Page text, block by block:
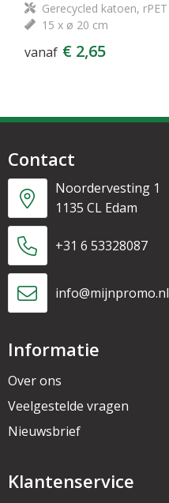
Gerecycled katoen, rPET
15 x ø 20 cm
vanaf € 2,65
Contact
Noordervesting 1
1135 CL Edam
+31 6 53328087
info@mijnpromo.nl
Informatie
Over ons
Veelgestelde vragen
Nieuwsbrief
Klantenservice